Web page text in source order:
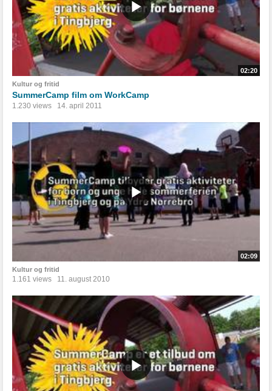
02:20
Kultur og fritid
SummerCamp film om WorkCamp
1.230 views 14. april 2011
02:09
Kultur og fritid
1.161 views 11. august 2010